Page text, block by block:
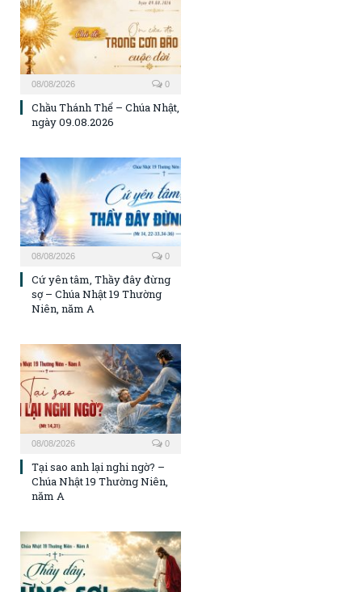
08/08/2026 0
Chầu Thánh Thể – Chúa Nhật,
ngày 09.08.2026
08/08/2026 0
Cứ yên tâm, Thầy đây đừng
sợ – Chúa Nhật 19 Thường
Niên, năm A
08/08/2026 0
Tại sao anh lại nghi ngờ? –
Chúa Nhật 19 Thường Niên,
năm A